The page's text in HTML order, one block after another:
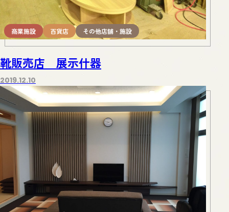
商業施設 百貨店 その他店舗・施設
靴販売店 展示什器
2019.12.10